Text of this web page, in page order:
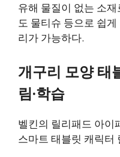
유해 물질이 없는 소
도 물티슈 등으로 쉽
리가 가능하다.
개구리 모양 태
림·학습
벨킨의 릴리패드 아이
스마트 태블릿 캐릭터